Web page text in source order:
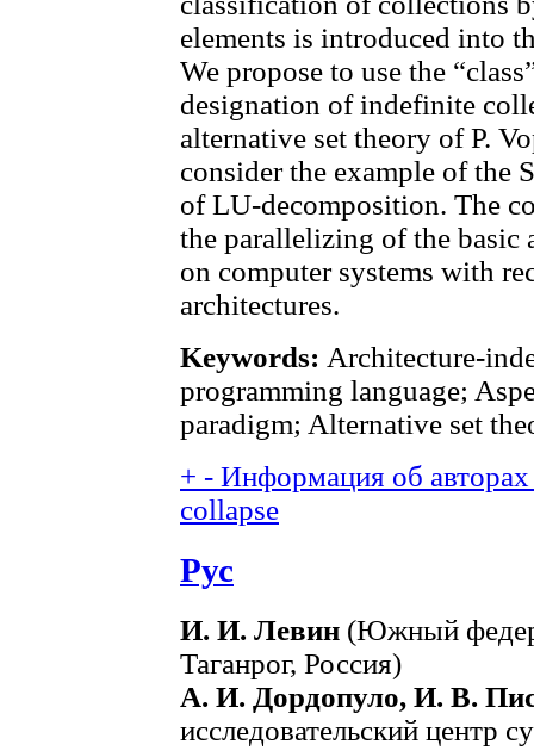
elements is introduced into
We propose to use the
designation of indefinite
alternative set theory of P.
consider the example of the
of LU-decomposition. The
the parallelizing of the
on computer systems with
architectures.
Keywords: Architecture-
programming language;
paradigm; Alternative set
+ - Информация об
collapse
Рус
И. И. Левин (Южный
Таганрог, Россия)
А. И. Дордопуло, И. В.
исследовательский центр